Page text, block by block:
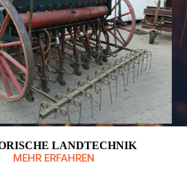
LANDTECHNIK
MEHR ERFAHREN